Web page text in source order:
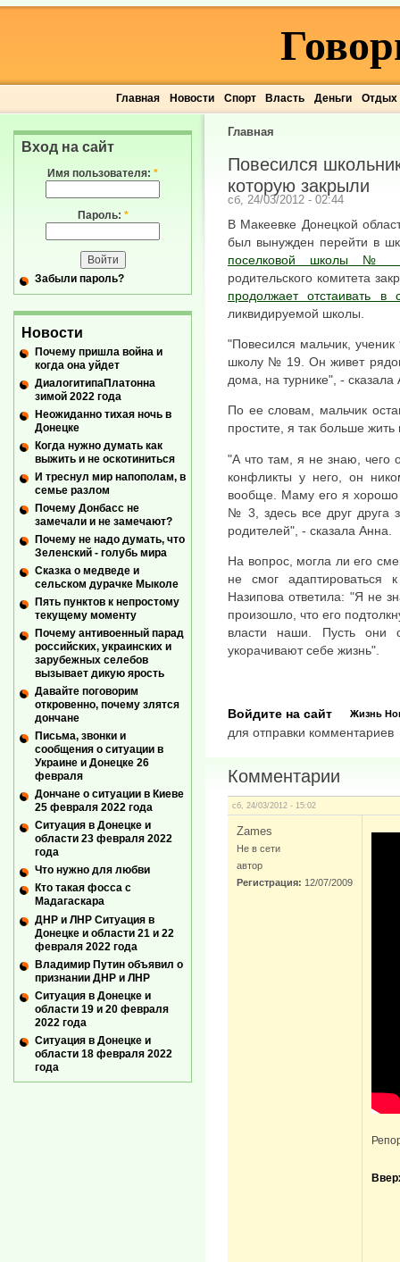
Главная Новости Спорт Власть Деньги Отдых
Главная
Повесился
которую закрыли
сб, 24/03/2012 - 02:44
В Макеевке Донецкой
был вынужден перейти в
поселковой школы №
родительского комитета
продолжает отстаивать
ликвидируемой школы.
"Повесился мальчик,
школу № 19. Он живет
дома, на турнике", -
По ее словам, мальчик
простите, я так больше жить
"А что там, я не знаю, чего
конфликты у него, он
вообще. Маму его я
№ 3, здесь все друг друга
родителей", - сказала Анна.
На вопрос, могла ли его
не смог
Назипова ответила: "Я не
произошло, что его
власти наши. Пусть они
укорачивают себе жизнь".
Жизнь
Войдите на сайт
для отправки комментариев
Комментарии
сб, 24/03/2012 - 15:02
Zames
Не в сети
автор
Регистрация: 12/07/2009
Вход на сайт
Имя пользователя: *
Пароль: *
Забыли пароль?
Новости
Почему пришла война и
когда она уйдет
ДиалогитипаПлатонна
зимой 2022 года
Неожиданно тихая ночь в
Донецке
Когда нужно думать как
выжить и не оскотиниться
И треснул мир напополам, в
семье разлом
Почему Донбасс не
замечали и не замечают?
Почему не надо думать, что
Зеленский - голубь мира
Сказка о медведе и
сельском дурачке Мыколе
Пять пунктов к непростому
текущему моменту
Почему антивоенный парад
российских, украинских и
зарубежных селебов
вызывает дикую ярость
Давайте поговорим
откровенно, почему злятся
дончане
Письма, звонки и
сообщения о ситуации в
Украине и Донецке 26
февраля
Дончане о ситуации в Киеве
25 февраля 2022 года
Ситуация в Донецке и
области 23 февраля 2022
года
Что нужно для любви
Кто такая фосса с
Мадагаскара
ДНР и ЛНР Ситуация в
Донецке и области 21 и 22
февраля 2022 года
Владимир Путин объявил о
признании ДНР и ЛНР
Ситуация в Донецке и
области 19 и 20 февраля
2022 года
Ситуация в Донецке и
области 18 февраля 2022
года